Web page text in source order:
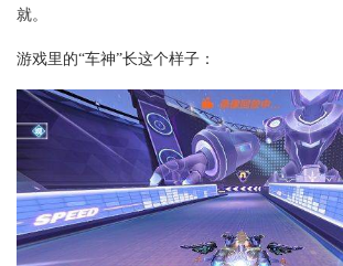
就。
游戏里的“车神”长这个样子：